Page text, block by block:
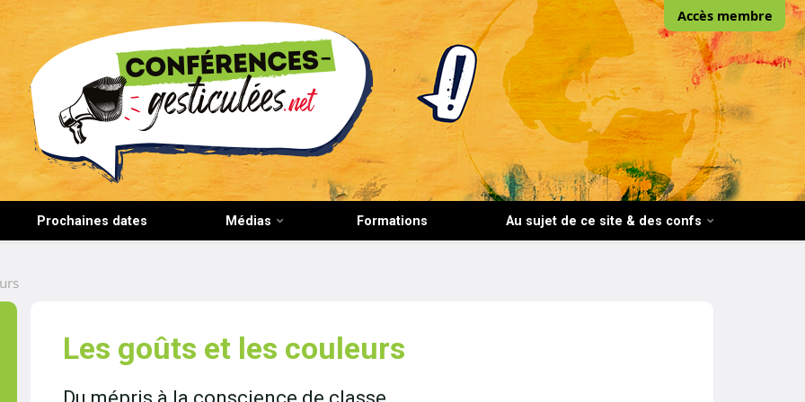
CONFERENCES-GESTICULEES.NET
Accès membre
Prochaines dates Médias Formations Au sujet de ce site & des confs
Les goûts et les couleurs
Du mépris à la conscience de classe